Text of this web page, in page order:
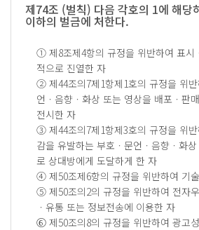
제74조 (벌칙) 다음 각호의 1에 해당
이하의 벌금에 처한다.
① 제8조제4항의 규정을 위반하여 표시
적으로 진열한 자
② 제44조의7제1항제1호의 규정을 위
언ㆍ음향ㆍ화상 또는 영상을 배포ㆍ판
전시한 자
③ 제44조의7제1항제3호의 규정을 위
감을 유발하는 부호ㆍ문언ㆍ음향ㆍ화
로 상대방에게 도달하게 한 자
④ 제50조제6항의 규정을 위반하여 기
⑤ 제50조의2의 규정을 위반하여 전자
ㆍ유통 또는 정보전송에 이용한 자
⑥ 제50조의8의 규정을 위반하여 광고